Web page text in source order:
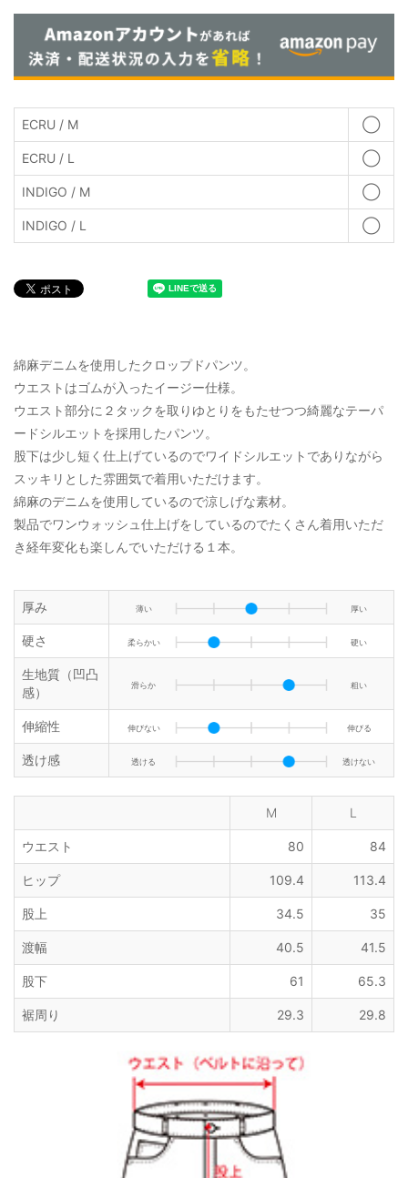
ECRU / M ◯
ECRU / L ◯
INDIGO / M ◯
INDIGO / L ◯
綿麻デニムを使用したクロップドパンツ。
ウエストはゴムが入ったイージー仕様。
ウエスト部分に２タックを取りゆとりをもたせつつ綺麗なテーパ
ードシルエットを採用したパンツ。
股下は少し短く仕上げているのでワイドシルエットでありながら
スッキリとした雰囲気で着用いただけます。
綿麻のデニムを使用しているので涼しげな素材。
製品でワンウォッシュ仕上げをしているのでたくさん着用いただ
き経年変化も楽しんでいただける１本。
厚み 薄い 厚い
硬さ 柔らかい 硬い
生地質（凹凸
感）
滑らか 粗い
伸縮性 伸びない 伸びる
透け感 透ける 透けない
M L
ウエスト 80 84
ヒップ 109.4 113.4
股上 34.5 35
渡幅 40.5 41.5
股下 61 65.3
裾周り 29.3 29.8